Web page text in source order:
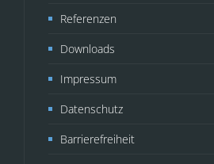
Referenzen
Downloads
Impressum
Datenschutz
Barrierefreiheit